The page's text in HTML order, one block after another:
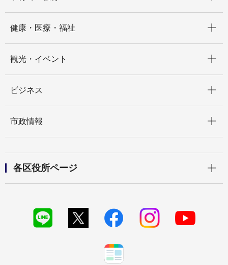
健康・医療・福祉
観光・イベント
ビジネス
市政情報
各区役所ページ